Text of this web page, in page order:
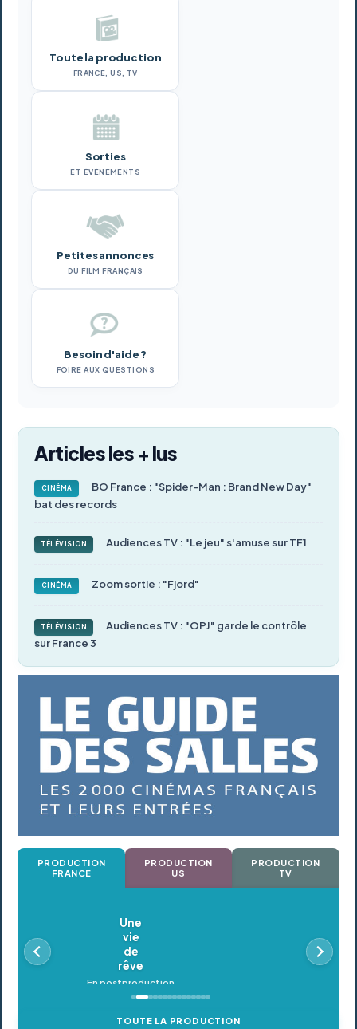
Toute la production
FRANCE, US, TV
Sorties
ET ÉVÉNEMENTS
Petites annonces
DU FILM FRANÇAIS
Besoin d'aide ?
FOIRE AUX QUESTIONS
Articles les + lus
CINÉMA
BO France : "Spider-Man : Brand New Day"
bat des records
TÉLÉVISION Audiences TV : "Le jeu" s'amuse sur TF1
CINÉMA Zoom sortie : "Fjord"
TÉLÉVISION
Audiences TV : "OPJ" garde le contrôle
sur France 3
PRODUCTION
FRANCE
PRODUCTION
US
PRODUCTION
TV
Oldeupe
En postproduction
TOUTE LA PRODUCTION